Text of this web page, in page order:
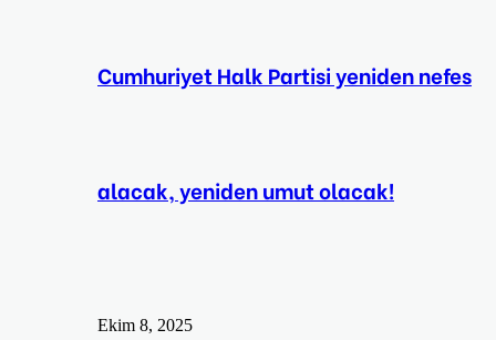
Cumhuriyet Halk Partisi yeniden nefes
alacak, yeniden umut olacak!
Ekim 8, 2025